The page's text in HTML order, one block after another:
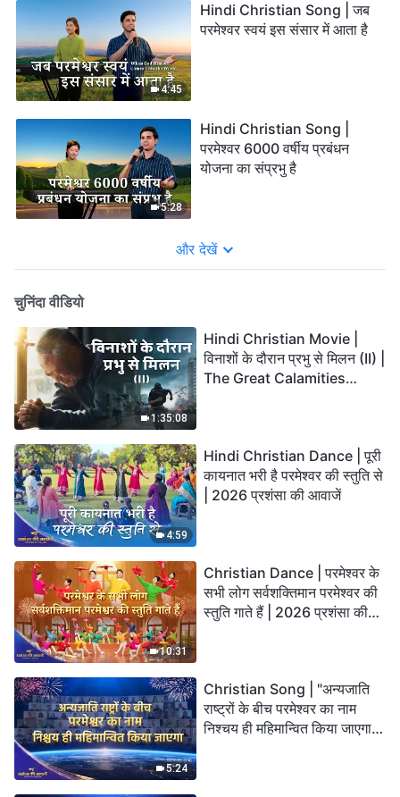
4:45
Hindi Christian Song | जब
परमेश्वर स्वयं इस संसार में आता है
5:28
Hindi Christian Song |
परमेश्वर 6000 वर्षीय प्रबंधन
योजना का संप्रभु है
और देखें
चुनिंदा वीडियो
1:35:08
Hindi Christian Movie |
विनाशों के दौरान प्रभु से मिलन (II) |
The Great Calamities
4:59
Hindi Christian Dance | पूरी
कायनात भरी है परमेश्वर की स्तुति से
| 2026 प्रशंसा की आवाजें
10:31
Christian Dance | परमेश्वर के
सभी लोग सर्वशक्तिमान परमेश्वर की
स्तुति गाते हैं | 2026 प्रशंसा की
5:24
Christian Song | "अन्यजाति
राष्ट्रों के बीच परमेश्वर का नाम
निश्चय ही महिमान्वित किया जाएगा" |